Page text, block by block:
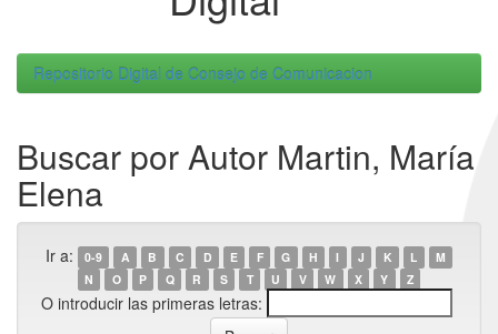
Repositorio Digital de Consejo de Comunicacion
Buscar por Autor Martin, María
Elena
Ir a: 0-9 A B C D E F G H I J K L
M
N
O P Q R S T U V W X Y Z
O introducir las primeras letras: